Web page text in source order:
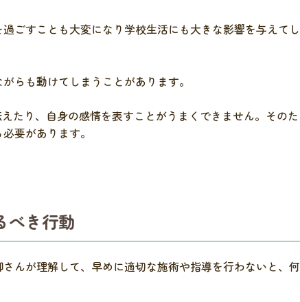
ごすことも大変になり学校生活にも大きな影響を与えてし
らも動けてしまうことがあります。
たり、自身の感情を表すことがうまくできません。そのた
要があります。
べき行動
んが理解して、早めに適切な施術や指導を行わないと、何